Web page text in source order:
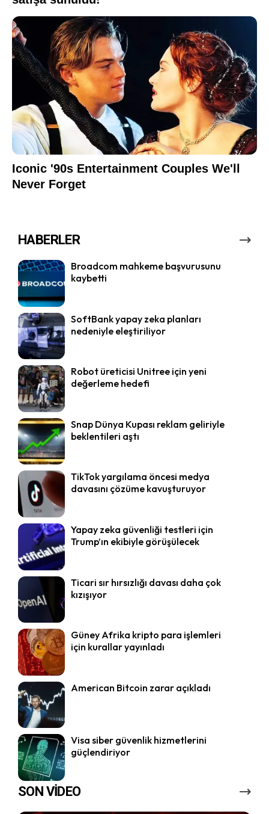
HABERLER
Broadcom mahkeme başvurusunu
kaybetti
SoftBank yapay zeka planları
nedeniyle eleştiriliyor
Robot üreticisi Unitree için yeni
değerleme hedefi
Snap Dünya Kupası reklam geliriyle
beklentileri aştı
TikTok yargılama öncesi medya
davasını çözüme kavuşturuyor
Yapay zeka güvenliği testleri için
Trump’ın ekibiyle görüşülecek
Ticari sır hırsızlığı davası daha çok
kızışıyor
Güney Afrika kripto para işlemleri
için kurallar yayınladı
American Bitcoin zarar açıkladı
Visa siber güvenlik hizmetlerini
güçlendiriyor
SON VİDEO